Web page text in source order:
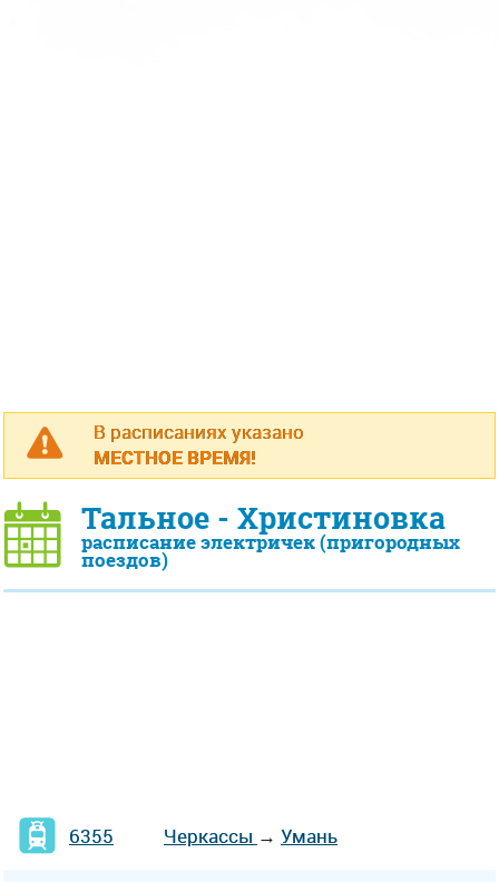
В расписаниях указано
МЕСТНОЕ ВРЕМЯ!
Тальное - Христиновка
расписание электричек (пригородных
поездов)
6355 Черкассы → Умань